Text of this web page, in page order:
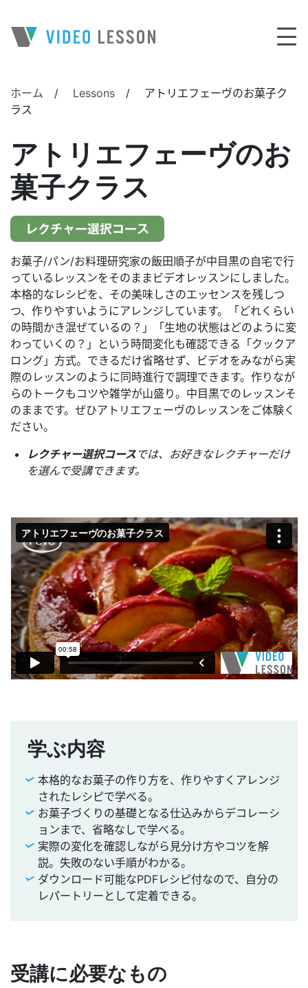
メインナビゲーション
ホーム / Lessons / アトリエフェーヴのお菓子ク
ラス
アトリエフェーヴのお
菓子クラス
お菓子/パン/お料理研究家の飯田順子が中目黒の自宅で行
っているレッスンをそのままビデオレッスンにしました。
本格的なレシピを、その美味しさのエッセンスを残しつ
つ、作りやすいようにアレンジしています。「どれくらい
の時間かき混ぜているの？」「生地の状態はどのように変
わっていくの？」という時間変化も確認できる「クックア
ロング」方式。できるだけ省略せず、ビデオをみながら実
際のレッスンのように同時進行で調理できます。作りなが
らのトークもコツや雑学が山盛り。中目黒でのレッスンそ
のままです。ぜひアトリエフェーヴのレッスンをご体験く
ださい。
レクチャー選択コースでは、お好きなレクチャーだけ
を選んで受講できます。
学ぶ内容
本格的なお菓子の作り方を、作りやすくアレンジ
されたレシピで学べる。
お菓子づくりの基礎となる仕込みからデコレーシ
ョンまで、省略なしで学べる。
実際の変化を確認しながら見分け方やコツを解
説。失敗のない手順がわかる。
ダウンロード可能なPDFレシピ付なので、自分の
レパートリーとして定着できる。
受講に必要なもの